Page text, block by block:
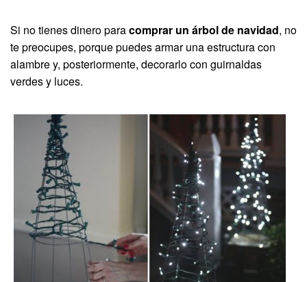
Si no tienes dinero paracomprar un árbol de navidad, no
te preocupes, porque puedes armar una estructura con
alambre y, posteriormente, decorarlo con guirnaldas
verdes y luces.